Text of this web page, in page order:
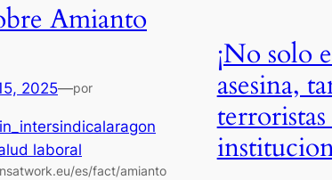
Amianto
2025—por
laboral
es/fact/amianto
¡No solo
asesina,